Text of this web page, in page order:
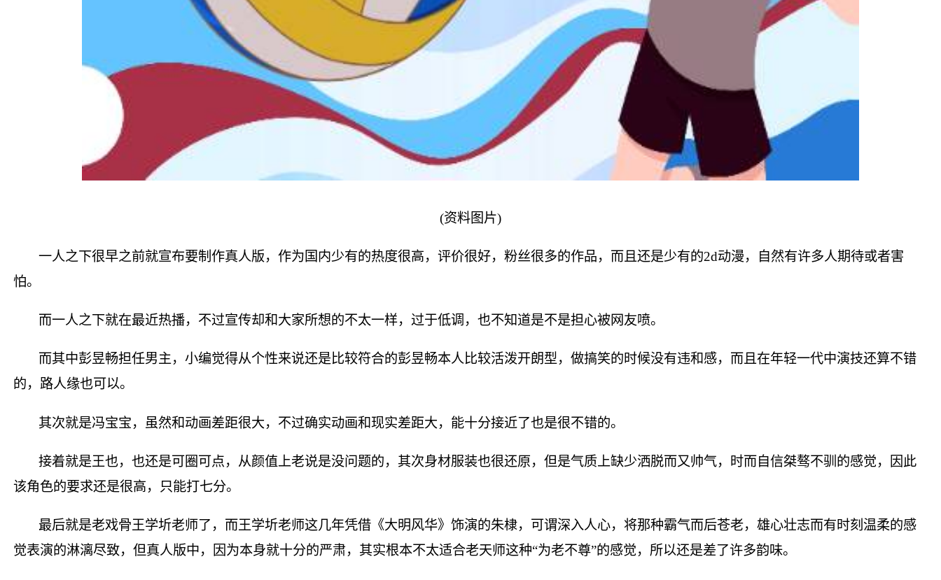
(资料图片)
一人之下很早之前就宣布要制作真人版，作为国内少有的热度很高，评价很好，粉丝很多的作品，而且还是少有的2d动漫，自然有许多人期待或者害
怕。
而一人之下就在最近热播，不过宣传却和大家所想的不太一样，过于低调，也不知道是不是担心被网友喷。
而其中彭昱畅担任男主，小编觉得从个性来说还是比较符合的彭昱畅本人比较活泼开朗型，做搞笑的时候没有违和感，而且在年轻一代中演技还算不错
的，路人缘也可以。
其次就是冯宝宝，虽然和动画差距很大，不过确实动画和现实差距大，能十分接近了也是很不错的。
接着就是王也，也还是可圈可点，从颜值上老说是没问题的，其次身材服装也很还原，但是气质上缺少洒脱而又帅气，时而自信桀骜不驯的感觉，因此
该角色的要求还是很高，只能打七分。
最后就是老戏骨王学圻老师了，而王学圻老师这几年凭借《大明风华》饰演的朱棣，可谓深入人心，将那种霸气而后苍老，雄心壮志而有时刻温柔的感
觉表演的淋漓尽致，但真人版中，因为本身就十分的严肃，其实根本不太适合老天师这种“为老不尊”的感觉，所以还是差了许多韵味。